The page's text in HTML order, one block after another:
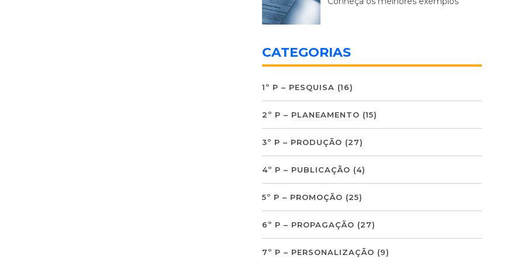
CATEGORIAS
1º P – PESQUISA (16)
2º P – PLANEAMENTO (15)
3º P – PRODUÇÃO (27)
4º P – PUBLICAÇÃO (4)
5º P – PROMOÇÃO (25)
6º P – PROPAGAÇÃO (27)
7º P – PERSONALIZAÇÃO (9)